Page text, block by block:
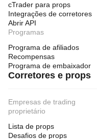
cTrader para props
Integrações de corretores
Abrir API
Programas
Programa de afiliados
Recompensas
Programa de embaixador
Corretores e props
Empresas de trading
proprietário
Lista de props
Desafios de props